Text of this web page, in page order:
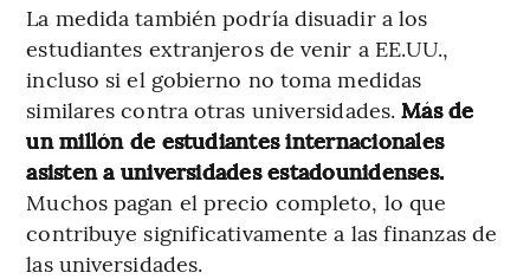
La medida también podría disuadir a los
estudiantes extranjeros de venir a EE.UU.,
incluso si el gobierno no toma medidas
similares contra otras universidades.Más de
un millón de estudiantes internacionales
asisten a universidades estadounidenses.
Muchos pagan el precio completo, lo que
contribuye significativamente a las finanzas de
las universidades.